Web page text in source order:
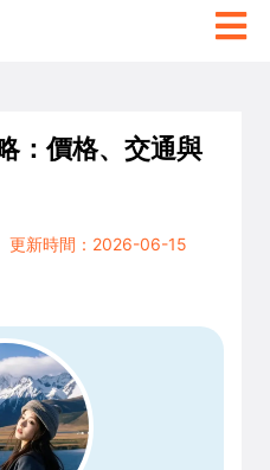
：價格、交通與
更新時間：2026-06-15